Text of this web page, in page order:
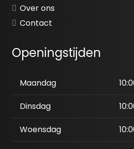
Over ons
Contact
Openingstijden
Maandag
Dinsdag
Woensdag